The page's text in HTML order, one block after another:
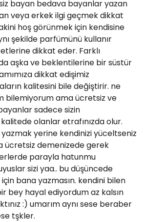
bayan bedava bayanlar yazan
veya erkek ilgi geçmek dikkat
hoş görünmek için kendisine
şekilde parfümünü kullanır
dikkat eder. Farklı
aşka ve beklentilerine bir süstür
dikkat edişimiz
kalitesini bile değiştirir. ne
bilemiyorum ama ücretsiz ve
sadece sizin
olanlar etrafınızda olur.
yerine kendinizi yüceltseniz
ücretsiz demenizede gerek
parayla hatunmu
sizi yaa.. bu düşüncede
bana yazmasın. kendini bilen
bey hayal ediyordum az kalsın
:) umarım aynı sese beraber
tşkler.